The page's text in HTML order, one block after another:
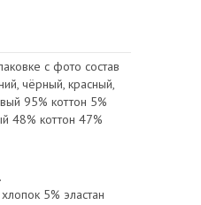
с фото состав
чёрный, красный,
95% коттон 5%
48% коттон 47%
5% эластан